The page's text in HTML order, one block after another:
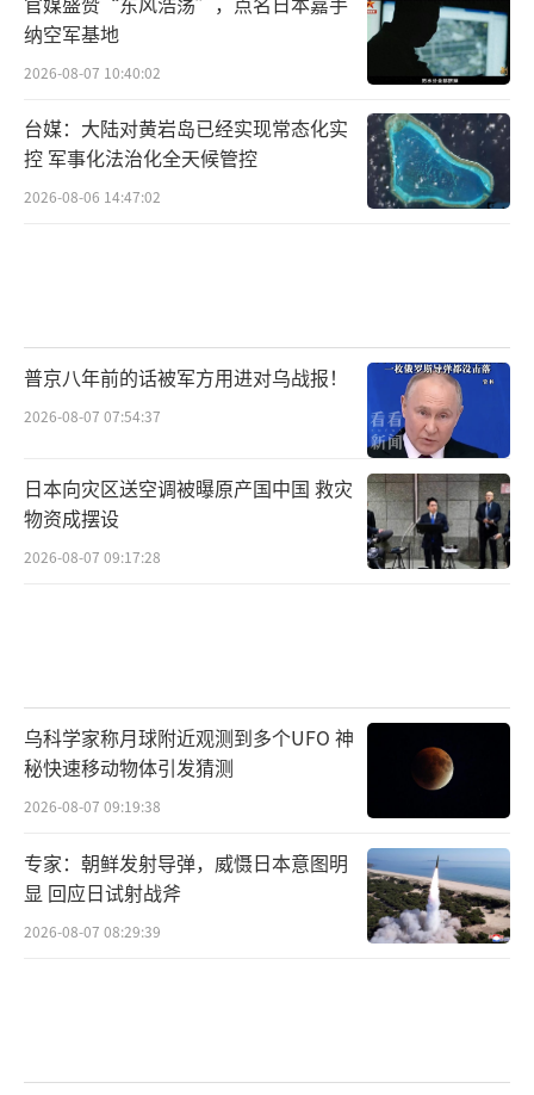
纳空军基地
2026-08-07 10:40:02
台媒：大陆对黄岩岛已经实现常态化实
控 军事化法治化全天候管控
2026-08-06 14:47:02
普京八年前的话被军方用进对乌战报！
2026-08-07 07:54:37
日本向灾区送空调被曝原产国中国 救灾
物资成摆设
2026-08-07 09:17:28
乌科学家称月球附近观测到多个UFO 神
秘快速移动物体引发猜测
2026-08-07 09:19:38
专家：朝鲜发射导弹，威慑日本意图明
显 回应日试射战斧
2026-08-07 08:29:39